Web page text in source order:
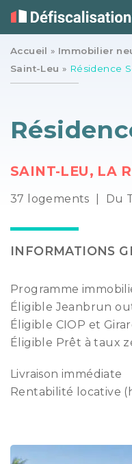
Accueil » Immobilier
Saint-Leu » Résidence
SAINT-LEU, LA
37 logements Du
INFORMATIONS
Programme
Éligible Jeanbrun
Éligible CIOP et
Éligible Prêt à taux
Livraison immédiate
Rentabilité locative